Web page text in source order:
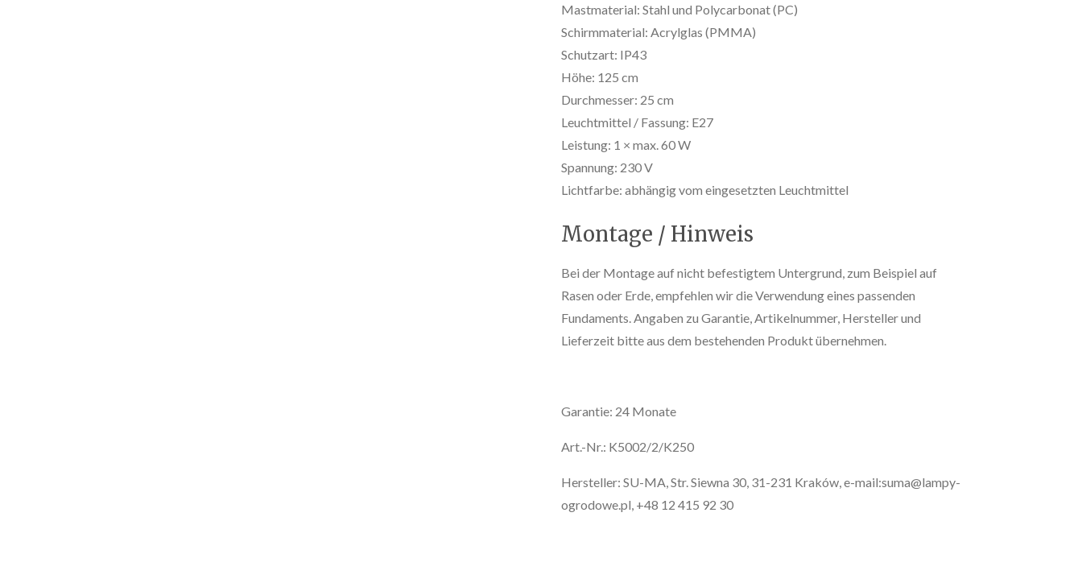
Mastmaterial: Stahl und Polycarbonat (PC)
Schirmmaterial: Acrylglas (PMMA)
Schutzart: IP43
Höhe: 125 cm
Durchmesser: 25 cm
Leuchtmittel / Fassung: E27
Leistung: 1 × max. 60 W
Spannung: 230 V
Lichtfarbe: abhängig vom eingesetzten Leuchtmittel
Montage / Hinweis
Bei der Montage auf nicht befestigtem Untergrund, zum Beispiel auf
Rasen oder Erde, empfehlen wir die Verwendung eines passenden
Fundaments. Angaben zu Garantie, Artikelnummer, Hersteller und
Lieferzeit bitte aus dem bestehenden Produkt übernehmen.
Garantie: 24 Monate
Art.-Nr.: K5002/2/K250
Hersteller: SU-MA, Str. Siewna 30, 31-231 Kraków, e-mail:suma@lampy-
ogrodowe.pl, +48 12 415 92 30